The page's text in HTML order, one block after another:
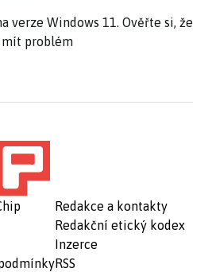
verze Windows 11. Ověřte si, že
mít problém
Redakce a kontakty
Redakční etický kodex
Inzerce
RSS